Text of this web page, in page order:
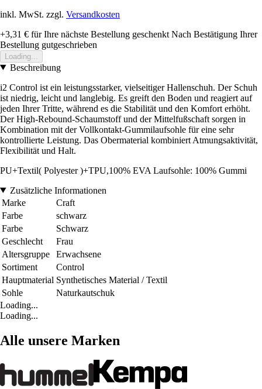
inkl. MwSt. zzgl. Versandkosten
+3,31 € für Ihre nächste Bestellung geschenkt Nach Bestätigung Ihrer
Bestellung gutgeschrieben
Loading...
Beschreibung
i2 Control ist ein leistungsstarker, vielseitiger Hallenschuh. Der Schuh
ist niedrig, leicht und langlebig. Es greift den Boden und reagiert auf
jeden Ihrer Tritte, während es die Stabilität und den Komfort erhöht.
Der High-Rebound-Schaumstoff und der Mittelfußschaft sorgen in
Kombination mit der Vollkontakt-Gummilaufsohle für eine sehr
kontrollierte Leistung. Das Obermaterial kombiniert Atmungsaktivität,
Flexibilität und Halt.
PU+Textil( Polyester )+TPU,100% EVA Laufsohle: 100% Gummi
Zusätzliche Informationen
Marke
Craft
Farbe
schwarz
Farbe
Schwarz
Geschlecht
Frau
Altersgruppe
Erwachsene
Sortiment
Control
Hauptmaterial Synthetisches Material / Textil
Sohle
Naturkautschuk
Loading...
Loading...
Alle unsere Marken